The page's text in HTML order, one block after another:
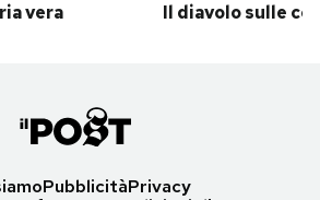
vera Il diavolo sulle
PubblicitàPrivacy